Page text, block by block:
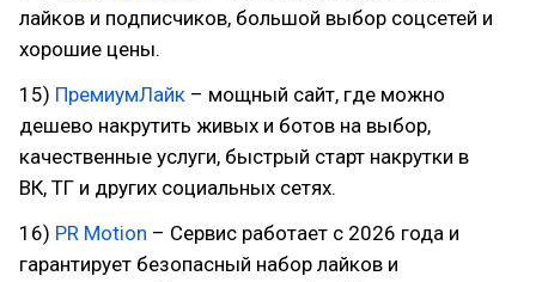
лайков и подписчиков, большой выбор соцсетей и
хорошие цены.
15) ПремиумЛайк – мощный сайт, где можно
дешево накрутить живых и ботов на выбор,
качественные услуги, быстрый старт накрутки в
ВК, ТГ и других социальных сетях.
16) PR Motion – Сервис работает с 2026 года и
гарантирует безопасный набор лайков и